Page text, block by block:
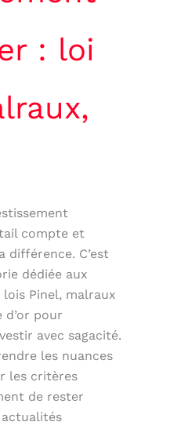
: loi
compte et
différence. C’est
dédiée aux
Pinel, malraux
pour
avec sagacité.
les nuances
les critères
de rester